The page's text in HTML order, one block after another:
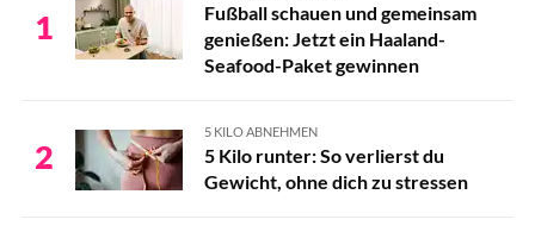
1
Fußball schauen und gemeinsam
genießen: Jetzt ein Haaland-
Seafood-Paket gewinnen
2
5 KILO ABNEHMEN
5 Kilo runter: So verlierst du
Gewicht, ohne dich zu stressen